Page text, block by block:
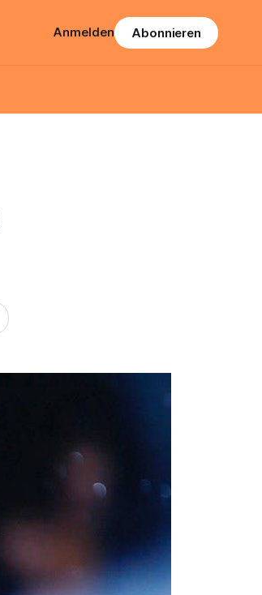
Anmelden Abonnieren